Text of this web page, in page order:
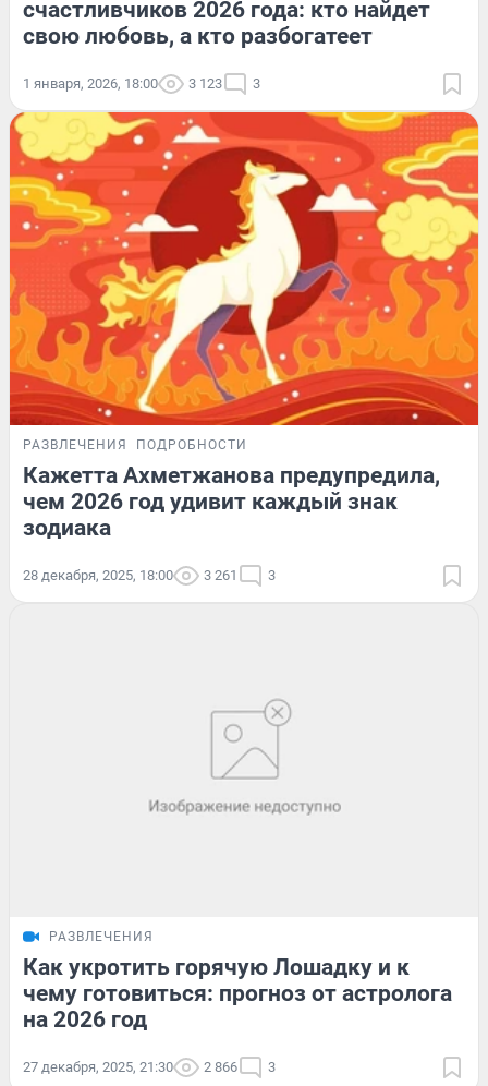
счастливчиков 2026 года: кто найдет
свою любовь, а кто разбогатеет
1 января, 2026, 18:00 3 123 3
РАЗВЛЕЧЕНИЯ ПОДРОБНОСТИ
Кажетта Ахметжанова предупредила,
чем 2026 год удивит каждый знак
зодиака
28 декабря, 2025, 18:00 3 261 3
РАЗВЛЕЧЕНИЯ
Как укротить горячую Лошадку и к
чему готовиться: прогноз от астролога
на 2026 год
27 декабря, 2025, 21:30 2 866 3